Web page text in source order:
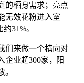
的栖身需求；亮点
无效花粉进入室
31%。
来做一个横向对
企业超300家，阳
。